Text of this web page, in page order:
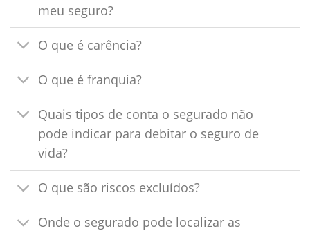
meu seguro?
O que é carência?
O que é franquia?
Quais tipos de conta o segurado não
pode indicar para debitar o seguro de
vida?
O que são riscos excluídos?
Onde o segurado pode localizar as